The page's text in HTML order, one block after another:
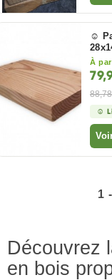
☺
À
☺
1
Découvrez
en bois